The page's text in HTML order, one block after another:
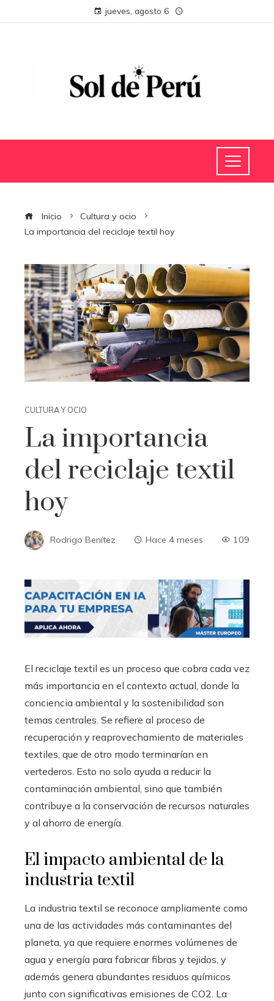
jueves, agosto 6
Inicio
Cultura y ocio
La importancia del reciclaje textil hoy
CULTURA Y OCIO
La importancia
del reciclaje textil
hoy
Rodrigo Benítez Hace 4 meses 109
El reciclaje textil es un proceso que cobra cada vez
más importancia en el contexto actual, donde la
conciencia ambiental y la sostenibilidad son
temas centrales. Se refiere al proceso de
recuperación y reaprovechamiento de materiales
textiles, que de otro modo terminarían en
vertederos. Esto no solo ayuda a reducir la
contaminación ambiental, sino que también
contribuye a la conservación de recursos naturales
y al ahorro de energía.
El impacto ambiental de la
industria textil
La industria textil se reconoce ampliamente como
una de las actividades más contaminantes del
planeta, ya que requiere enormes volúmenes de
agua y energía para fabricar fibras y tejidos, y
además genera abundantes residuos químicos
junto con significativas emisiones de CO2. La